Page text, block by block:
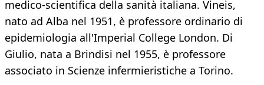
medico-scientifica della sanità italiana. Vineis,
nato ad Alba nel 1951, è professore ordinario di
epidemiologia all'Imperial College London. Di
Giulio, nata a Brindisi nel 1955, è professore
associato in Scienze infermieristiche a Torino.